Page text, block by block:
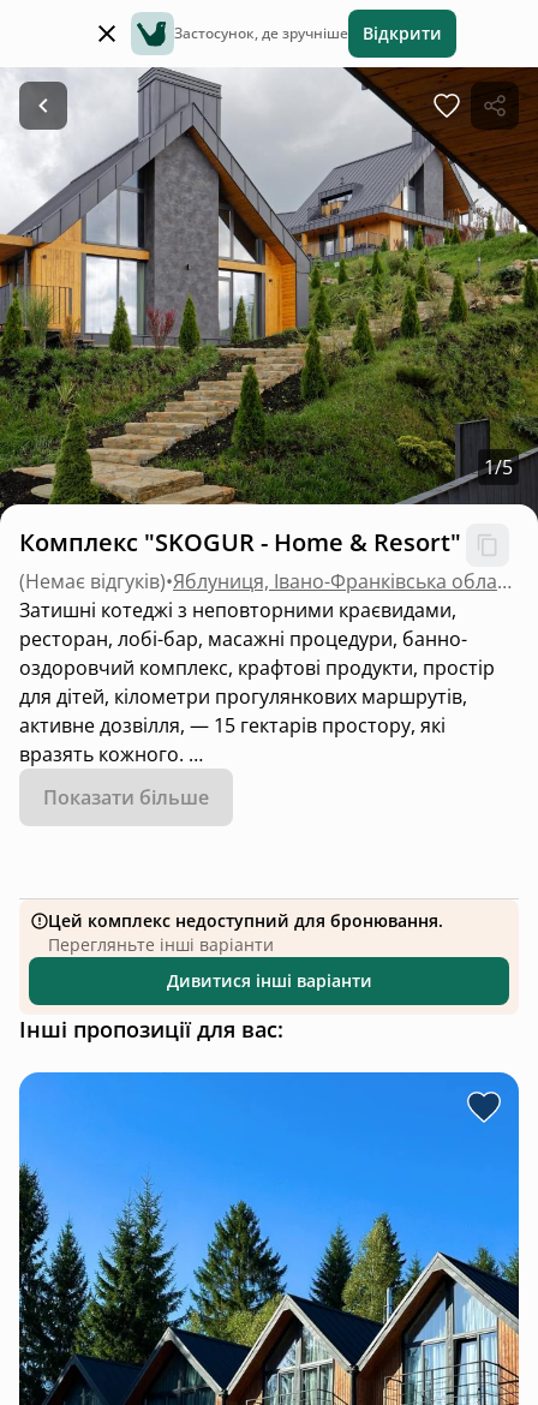
Застосунок, де зручніше Відкрити
1/5
Комплекс "SKOGUR - Home & Resort"
(Немає відгуків)•
Яблуниця, Івано-Франківська область
Затишні котеджі з неповторними краєвидами,
ресторан, лобі-бар, масажні процедури, банно-
оздоровчий комплекс, крафтові продукти, простір
для дітей, кілометри прогулянкових маршрутів,
активне дозвілля, — 15 гектарів простору, які
вразять кожного.
Ми не просто будуємо котеджі в горах, де можна
відчуття турботи та затишку, коли за вас подумали
та передбачили усе, що вам необхідне для
відпочинку.
Показати більше
Цей комплекс недоступний для бронювання.
Перегляньте інші варіанти
Дивитися інші варіанти
Інші пропозиції для вас: